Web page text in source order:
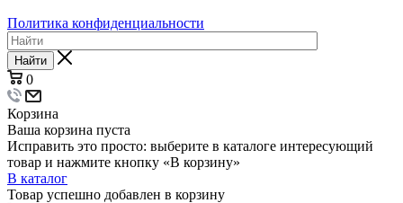
Политика конфиденциальности
Найти
0
Корзина
Ваша корзина пуста
Исправить это просто: выберите в каталоге интересующий
товар и нажмите кнопку «В корзину»
В каталог
Товар успешно добавлен в корзину